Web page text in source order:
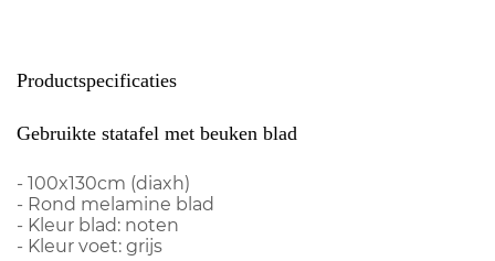
Productspecificaties
Gebruikte statafel met beuken blad
- 100x130cm (diaxh)
- Rond melamine blad
- Kleur blad: noten
- Kleur voet: grijs